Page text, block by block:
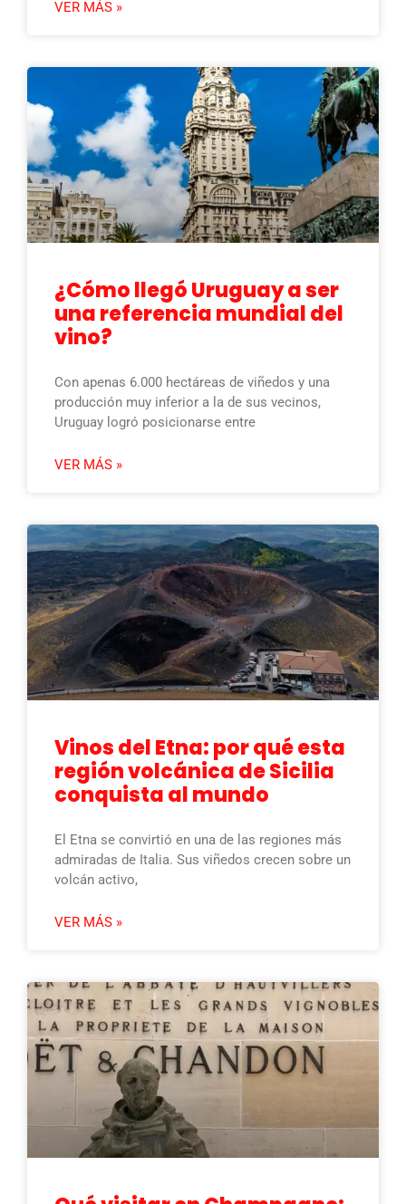
VER MÁS »
¿Cómo llegó Uruguay a ser
una referencia mundial del
vino?
Con apenas 6.000 hectáreas de viñedos y una
producción muy inferior a la de sus vecinos,
Uruguay logró posicionarse entre
VER MÁS »
Vinos del Etna: por qué esta
región volcánica de Sicilia
conquista al mundo
El Etna se convirtió en una de las regiones más
admiradas de Italia. Sus viñedos crecen sobre un
volcán activo,
VER MÁS »